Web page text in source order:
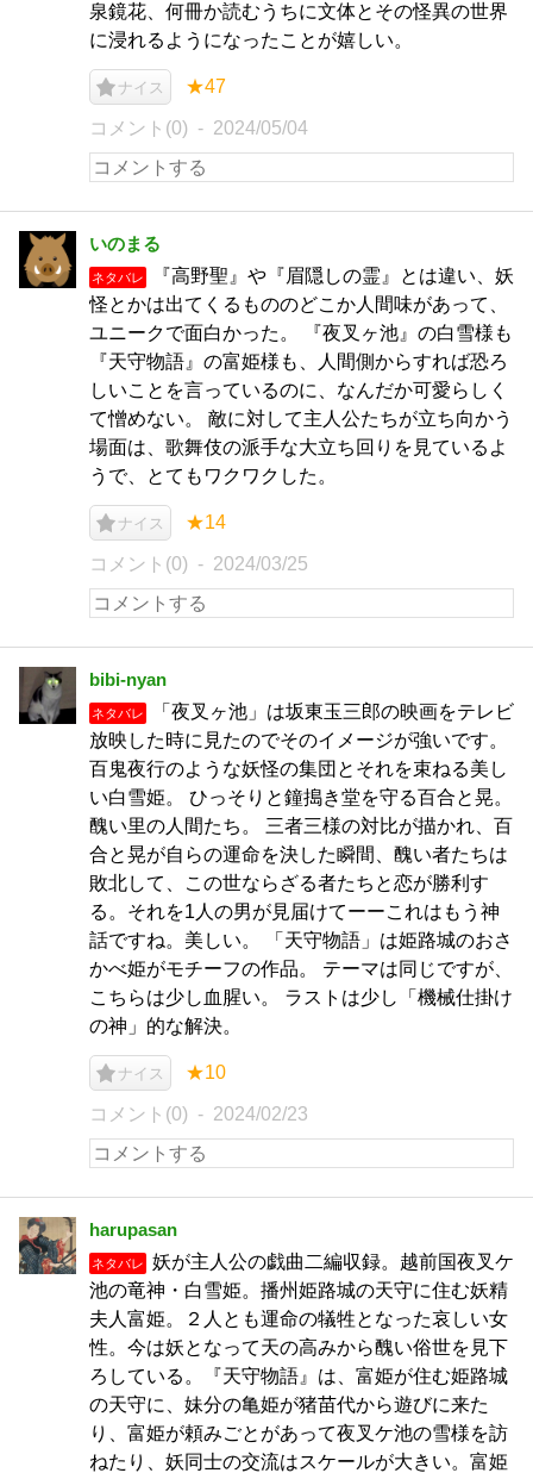
泉鏡花、何冊か読むうちに文体とその怪異の世界
に浸れるようになったことが嬉しい。
ナイス ★47
コメント(0) 2024/05/04
いのまる
ネタバレ
『高野聖』や『眉隠しの霊』とは違い、妖
怪とかは出てくるもののどこか人間味があって、
ユニークで面白かった。 『夜叉ヶ池』の白雪様も
『天守物語』の富姫様も、人間側からすれば恐ろ
しいことを言っているのに、なんだか可愛らしく
て憎めない。 敵に対して主人公たちが立ち向かう
場面は、歌舞伎の派手な大立ち回りを見ているよ
うで、とてもワクワクした。
ナイス ★14
コメント(0) 2024/03/25
bibi‐nyan
ネタバレ
「夜叉ヶ池」は坂東玉三郎の映画をテレビ
放映した時に見たのでそのイメージが強いです。
百鬼夜行のような妖怪の集団とそれを束ねる美し
い白雪姫。 ひっそりと鐘搗き堂を守る百合と晃。
醜い里の人間たち。 三者三様の対比が描かれ、百
合と晃が自らの運命を決した瞬間、醜い者たちは
敗北して、この世ならざる者たちと恋が勝利す
る。それを1人の男が見届けてーーこれはもう神
話ですね。美しい。 「天守物語」は姫路城のおさ
かべ姫がモチーフの作品。 テーマは同じですが、
こちらは少し血腥い。 ラストは少し「機械仕掛け
の神」的な解決。
ナイス ★10
コメント(0) 2024/02/23
harupasan
ネタバレ
妖が主人公の戯曲二編収録。越前国夜叉ケ
池の竜神・白雪姫。播州姫路城の天守に住む妖精
夫人富姫。２人とも運命の犠牲となった哀しい女
性。今は妖となって天の高みから醜い俗世を見下
ろしている。『天守物語』は、富姫が住む姫路城
の天守に、妹分の亀姫が猪苗代から遊びに来た
り、富姫が頼みごとがあって夜叉ケ池の雪様を訪
ねたり、妖同士の交流はスケールが大きい。富姫